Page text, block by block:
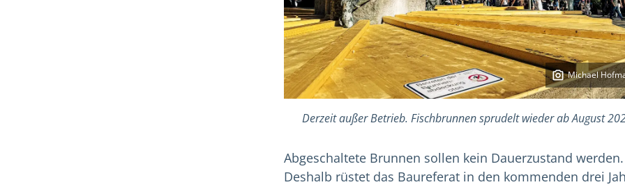
Michael
Derzeit außer Betrieb. Fischbrunnen sprudelt wieder ab August
Abgeschaltete Brunnen sollen kein Dauerzustand werden.
Deshalb rüstet das Baureferat in den kommenden drei